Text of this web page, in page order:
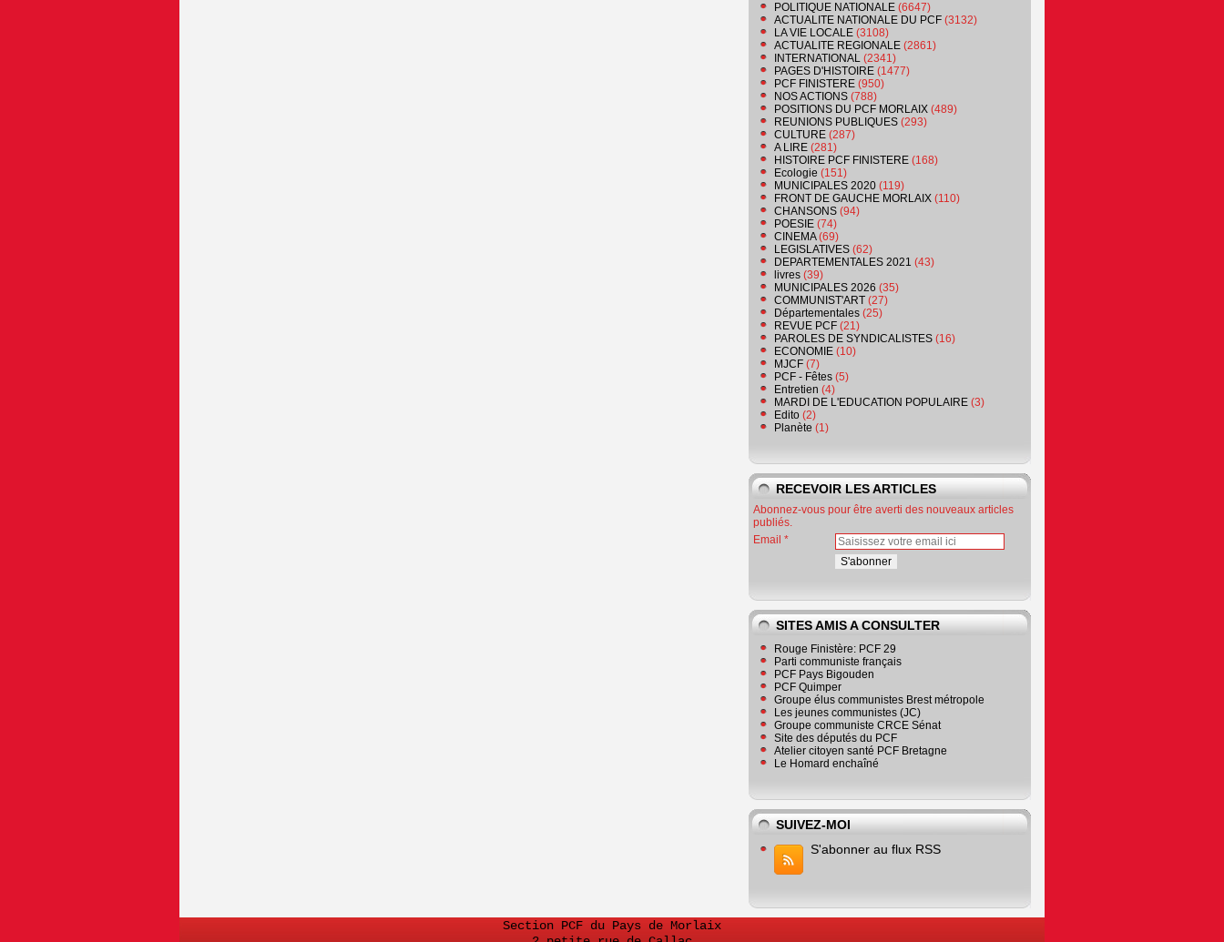
POLITIQUE NATIONALE (6647)
ACTUALITE NATIONALE DU PCF (3132)
LA VIE LOCALE (3108)
ACTUALITE REGIONALE (2861)
INTERNATIONAL (2341)
PAGES D'HISTOIRE (1477)
PCF FINISTERE (950)
NOS ACTIONS (788)
POSITIONS DU PCF MORLAIX (489)
REUNIONS PUBLIQUES (293)
CULTURE (287)
A LIRE (281)
HISTOIRE PCF FINISTERE (168)
Ecologie (151)
MUNICIPALES 2020 (119)
FRONT DE GAUCHE MORLAIX (110)
CHANSONS (94)
POESIE (74)
CINEMA(69)
LEGISLATIVES (62)
DEPARTEMENTALES 2021 (43)
livres (39)
MUNICIPALES 2026 (35)
COMMUNIST'ART (27)
Départementales (25)
REVUE PCF (21)
PAROLES DE SYNDICALISTES (16)
ECONOMIE (10)
MJCF (7)
PCF - Fêtes (5)
Entretien (4)
MARDI DE L'EDUCATION POPULAIRE (3)
Edito (2)
Planète (1)
RECEVOIR LES ARTICLES
Abonnez-vous pour être averti des nouveaux articles
publiés.
Email
SITES AMIS A CONSULTER
Rouge Finistère: PCF 29
Parti communiste français
PCF Pays Bigouden
PCF Quimper
Groupe élus communistes Brest métropole
Les jeunes communistes (JC)
Groupe communiste CRCE Sénat
Site des députés du PCF
Atelier citoyen santé PCF Bretagne
Le Homard enchaîné
SUIVEZ-MOI
S'abonner au flux RSS
Section PCF du Pays de Morlaix